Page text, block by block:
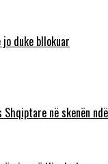
duke bllokuar
në skenën